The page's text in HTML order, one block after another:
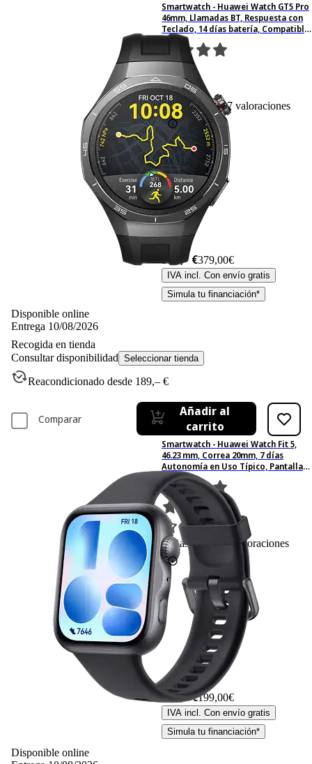
Smartwatch - Huawei Watch GT5 Pro
46mm, Llamadas BT, Respuesta con
Teclado, 14 días batería, Compatible
iOS/Android, Correa
Fluoroelastómero Negro
97Basado en 97 valoraciones
379,– €379,00€
IVA incl. Con envío gratis
Simula tu financiación*
Disponible online
Entrega 10/08/2026
Recogida en tienda
Consultar disponibilidad Seleccionar tienda
Reacondicionado desde 189,– €
Comparar
Añadir al
carrito
Smartwatch - Huawei Watch Fit 5,
46.23 mm, Correa 20mm, 7 días
Autonomía en Uso Típico, Pantalla
AMOLED 1.82", Negro
11Basado en 11 valoraciones
199,– €199,00€
IVA incl. Con envío gratis
Simula tu financiación*
Disponible online